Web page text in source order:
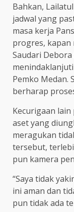
Bahkan,
jadwal yang
masa kerja
progres, kapan
Saudari Debora
Pemko Medan.
berharap
Kecurigaan
aset yang
meragukan
tersebut,
pun kamera
“Saya tidak
ini aman dan
pun tidak ada